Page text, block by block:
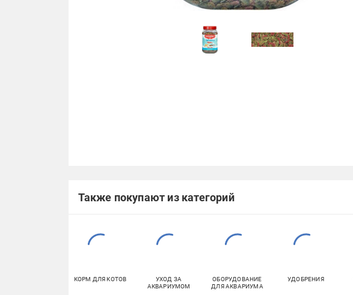
Также покупают из категорий
КОРМ ДЛЯ КОТОВ
УХОД ЗА
АКВАРИУМОМ
ОБОРУДОВАНИЕ
ДЛЯ АКВАРИУМА
УДОБРЕНИЯ